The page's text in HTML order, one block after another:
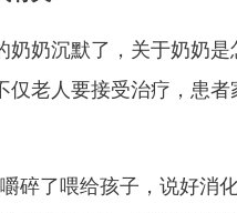
奶奶沉默了，关于奶奶
仅老人要接受治疗，患
碎了喂给孩子 ，说好消